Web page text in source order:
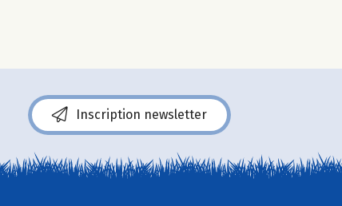
Inscription newsletter